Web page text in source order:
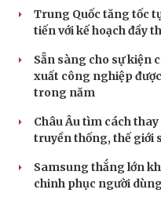
Đọc
Cửa sổ
Hạt
Trung Quốc tăng tốc
tiến với kế hoạch đầy
Sẵn sàng cho sự kiện
xuất công nghiệp
trong năm
Châu Âu tìm cách
truyền thống, thế giới
Samsung thắng lớn
chinh phục người